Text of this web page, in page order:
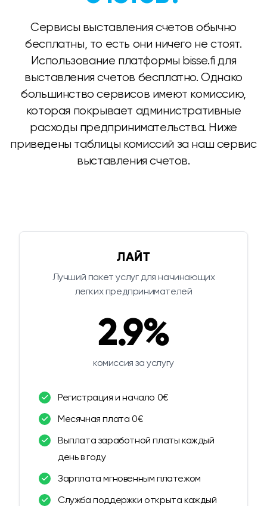
Сервисы выставления счетов обычно
бесплатны, то есть они ничего не стоят.
Использование платформы bisse.fi для
выставления счетов бесплатно. Однако
большинство сервисов имеют комиссию,
которая покрывает административные
расходы предпринимательства. Ниже
приведены таблицы комиссий за наш сервис
выставления счетов.
ЛАЙТ
Лучший пакет услуг для начинающих
легких предпринимателей
2.9%
комиссия за услугу
Регистрация и начало 0€
Месячная плата 0€
Выплата заработной платы каждый
день в году
Зарплата мгновенным платежом
Служба поддержки открыта каждый